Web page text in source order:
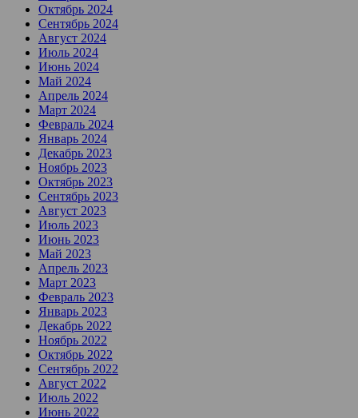
Октябрь 2024
Сентябрь 2024
Август 2024
Июль 2024
Июнь 2024
Май 2024
Апрель 2024
Март 2024
Февраль 2024
Январь 2024
Декабрь 2023
Ноябрь 2023
Октябрь 2023
Сентябрь 2023
Август 2023
Июль 2023
Июнь 2023
Май 2023
Апрель 2023
Март 2023
Февраль 2023
Январь 2023
Декабрь 2022
Ноябрь 2022
Октябрь 2022
Сентябрь 2022
Август 2022
Июль 2022
Июнь 2022